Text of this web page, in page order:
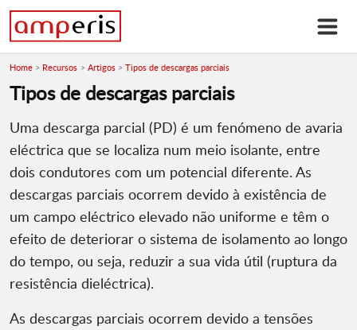
Home Recursos Artigos Tipos de descargas parciais
Tipos de descargas parciais
Uma descarga parcial (PD) é um fenómeno de avaria
eléctrica que se localiza num meio isolante, entre
dois condutores com um potencial diferente. As
descargas parciais ocorrem devido à existência de
um campo eléctrico elevado não uniforme e têm o
efeito de deteriorar o sistema de isolamento ao longo
do tempo, ou seja, reduzir a sua vida útil (ruptura da
resistência dieléctrica).
As descargas parciais ocorrem devido a tensões